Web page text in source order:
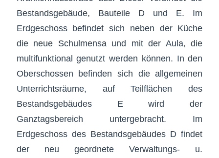
Bestandsgebäude, Bauteile D und E. Im
Erdgeschoss befindet sich neben der Küche
die neue Schulmensa und mit der Aula, die
multifunktional genutzt werden können. In den
Oberschossen befinden sich die allgemeinen
Unterrichtsräume, auf Teilflächen des
Bestandsgebäudes E wird der
Ganztagsbereich untergebracht. Im
Erdgeschoss des Bestandsgebäudes D findet
der neu geordnete Verwaltungs- u.